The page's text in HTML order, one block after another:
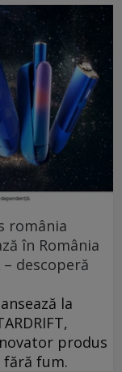
românia
în România
descoperă
la
produs
fum.